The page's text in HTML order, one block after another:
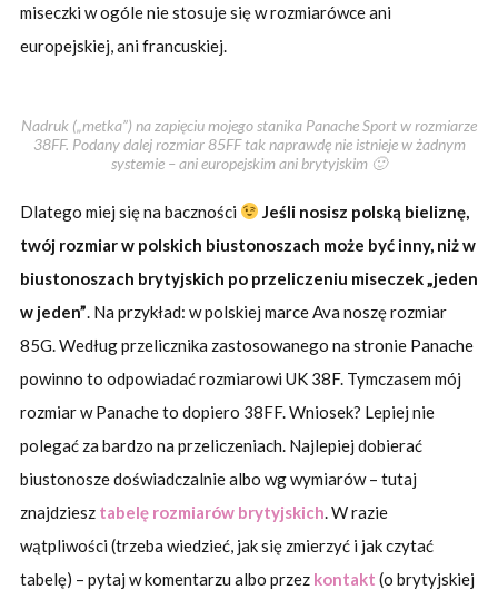
miseczki w ogóle nie stosuje się w rozmiarówce ani
europejskiej, ani francuskiej.
Nadruk („metka”) na zapięciu mojego stanika Panache Sport w rozmiarze
38FF. Podany dalej rozmiar 85FF tak naprawdę nie istnieje w żadnym
systemie – ani europejskim ani brytyjskim 🙂
Dlatego miej się na baczności
Jeśli nosisz polską bieliznę,
twój rozmiar w polskich biustonoszach może być inny, niż w
biustonoszach brytyjskich po przeliczeniu miseczek „jeden
w jeden” . Na przykład: w polskiej marce Ava noszę rozmiar
85G. Według przelicznika zastosowanego na stronie Panache
powinno to odpowiadać rozmiarowi UK 38F. Tymczasem mój
rozmiar w Panache to dopiero 38FF. Wniosek? Lepiej nie
polegać za bardzo na przeliczeniach. Najlepiej dobierać
biustonosze doświadczalnie albo wg wymiarów – tutaj
znajdziesz tabelę rozmiarów brytyjskich . W razie
wątpliwości (trzeba wiedzieć, jak się zmierzyć i jak czytać
tabelę) – pytaj w komentarzu albo przez kontakt (o brytyjskiej